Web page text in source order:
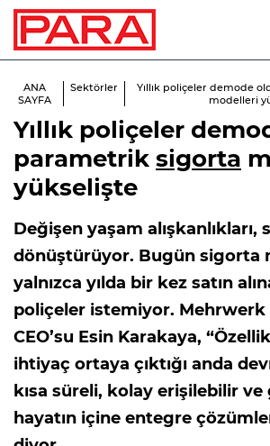
ANA
SAYFA
Sektörler
Yıllık poliçeler demode
modelleri
Yıllık poliçeler
parametrik sigorta
yükselişte
Değişen yaşam alışkanlıkları,
dönüştürüyor. Bugün sigorta
yalnızca yılda bir kez satın
poliçeler istemiyor. Mehrwerk
CEO’su Esin Karakaya,
ihtiyaç ortaya çıktığı anda
kısa süreli, kolay erişilebilir
hayatın içine entegre